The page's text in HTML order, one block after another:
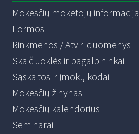
Mokesčių mokėtojų informacija
Formos
Rinkmenos / Atviri duomenys
Skaičiuoklės ir pagalbininkai
Sąskaitos ir įmokų kodai
Mokesčių žinynas
Mokesčių kalendorius
Seminarai